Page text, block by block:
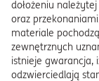
dołożeniu
oraz
materiale pochodzą
zewnętrznych
istnieje gwarancja,
odzwierciedlają